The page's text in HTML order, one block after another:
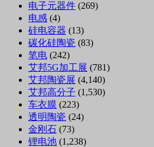
电子元器件 (269)
电感 (4)
硅电容器 (13)
碳化硅陶瓷 (83)
笔电 (242)
艾邦5G加工展 (781)
艾邦陶瓷展 (4,140)
艾邦高分子 (1,530)
车衣膜 (223)
透明陶瓷 (24)
金刚石 (73)
锂电池 (1,238)